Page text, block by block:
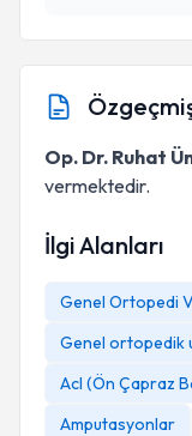
Op. Dr. Ruhat
vermektedir.
İlgi Alanları
Genel Ortopedi
Genel ortopedik
Acl (Ön Çapraz
Amputasyonlar